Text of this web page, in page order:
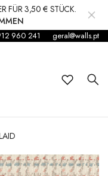
FÜR 3,50 € STÜCK.
960 241 geral@walls.pt